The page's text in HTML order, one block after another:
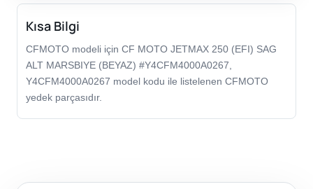
Kısa Bilgi
CFMOTO modeli için CF MOTO JETMAX 250 (EFI) SAG
ALT MARSBIYE (BEYAZ) #Y4CFM4000A0267,
Y4CFM4000A0267 model kodu ile listelenen CFMOTO
yedek parçasıdır.